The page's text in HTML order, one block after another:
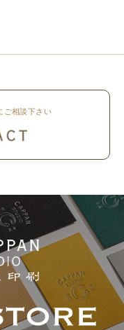
ご相談下さい